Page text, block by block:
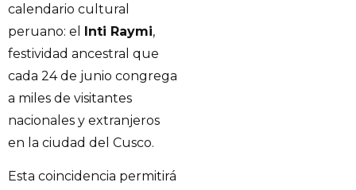
calendario cultural
peruano: el Inti Raymi,
festividad ancestral que
cada 24 de junio congrega
a miles de visitantes
nacionales y extranjeros
en la ciudad del Cusco.
Esta coincidencia permitirá